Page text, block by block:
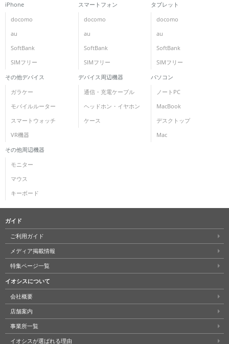
iPhone
docomo
au
SoftBank
SIMフリー
スマートフォン
docomo
au
SoftBank
SIMフリー
タブレット
docomo
au
SoftBank
SIMフリー
その他デバイス
ガラケー
モバイルルーター
スマートウォッチ
VR機器
デバイス周辺機器
通信・充電ケーブル
ヘッドホン・イヤホン
ケース
パソコン
ノートPC
MacBook
デスクトップ
Mac
その他周辺機器
モニター
マウス
キーボード
ガイド
ご利用ガイド
メディア掲載情報
特集ページ一覧
イオシスについて
会社概要
店舗案内
事業所一覧
イオシスが選ばれる理由